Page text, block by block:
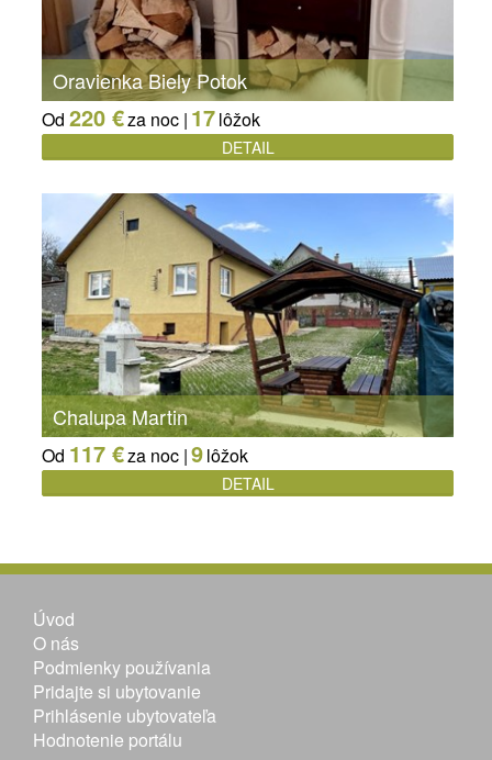
Oravienka Biely Potok
Od 220 €za noc | 17lôžok
DETAIL
Chalupa Martin
Od 117 €za noc |9lôžok
DETAIL
Úvod
O nás
Podmienky používania
Pridajte si ubytovanie
Prihlásenie ubytovateľa
Hodnotenie portálu